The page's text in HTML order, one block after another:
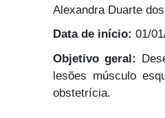
Alexandra Duarte
Data de início: 01/
Objetivo geral:
lesões músculo
obstetrícia.